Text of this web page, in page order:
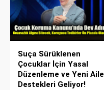
Suça Sürüklenen
Çocuklar İçin Yasal
Düzenleme ve Yeni Aile
Destekleri Geliyor!